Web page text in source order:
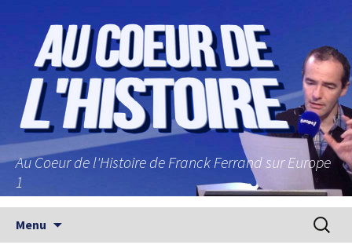
Au Coeur de l'Histoire de Franck Ferrand sur Europe
1
Menu